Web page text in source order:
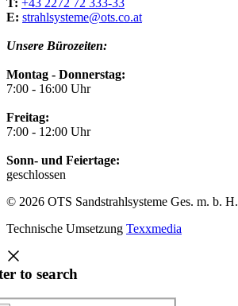
T: +43 2272 72 333-33
E: strahlsysteme@ots.co.at
Unsere Bürozeiten:
Montag - Donnerstag:
7:00 - 16:00 Uhr
Freitag:
7:00 - 12:00 Uhr
Sonn- und Feiertage:
geschlossen
© 2026 OTS Sandstrahlsysteme Ges. m. b. H.
Technische Umsetzung Texxmedia
to search